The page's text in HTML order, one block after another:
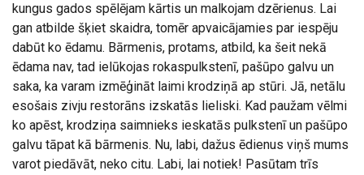
kungus gados spēlējam kārtis un malkojam dzērienus. Lai
gan atbilde šķiet skaidra, tomēr apvaicājamies par iespēju
dabūt ko ēdamu. Bārmenis, protams, atbild, ka šeit nekā
ēdama nav, tad ielūkojas rokaspulkstenī, pašūpo galvu un
saka, ka varam izmēģināt laimi krodziņā ap stūri. Jā, netālu
esošais zivju restorāns izskatās lieliski. Kad paužam vēlmi
ko apēst, krodziņa saimnieks ieskatās pulkstenī un pašūpo
galvu tāpat kā bārmenis. Nu, labi, dažus ēdienus viņš mums
varot piedāvāt, neko citu. Labi, lai notiek! Pasūtam trīs